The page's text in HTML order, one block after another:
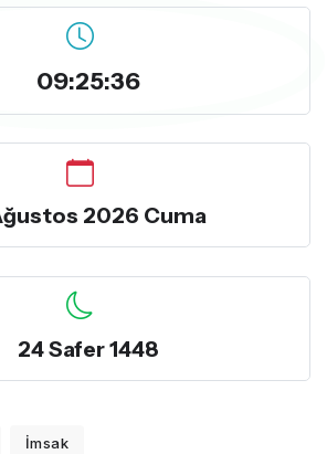
09:25:36
2026 Cuma
24 Safer 1448
İmsak